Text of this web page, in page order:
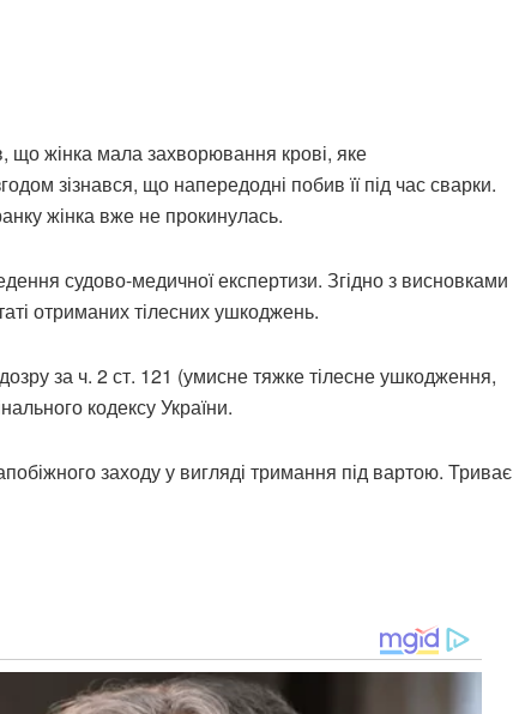
що жінка мала захворювання крові, яке
зізнався, що напередодні побив її під час сварки.
жінка вже не прокинулась.
судово-медичної експертизи. Згідно з висновками
отриманих тілесних ушкоджень.
за ч. 2 ст. 121 (умисне тяжке тілесне ушкодження,
кодексу України.
заходу у вигляді тримання під вартою. Триває